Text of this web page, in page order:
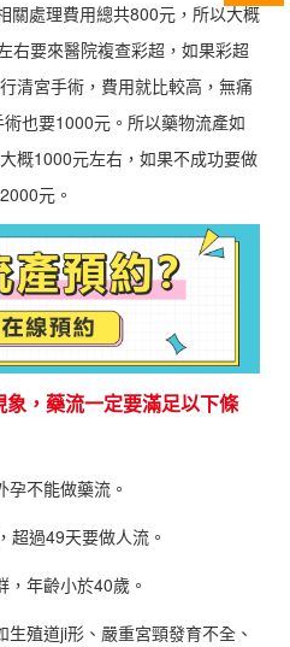
關處理費用總共800元，所以大概
右要來醫院複查彩超，如果彩超
清宮手術，費用就比較高，無痛
也要1000元。所以藥物流產如
概1000元左右，如果不成功要做
元。
，藥流一定要滿足以下條
不能做藥流。
超過49天要做人流。
年齡小於40歲。
殖道ji形、嚴重宮頸發育不全、